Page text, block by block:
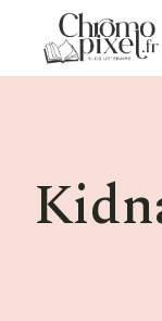
content